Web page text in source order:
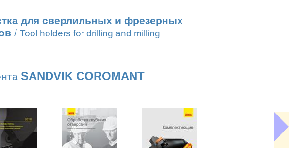
для сверлильных и фрезерных
/ Tool holders for drilling and milling
SANDVIK COROMANT